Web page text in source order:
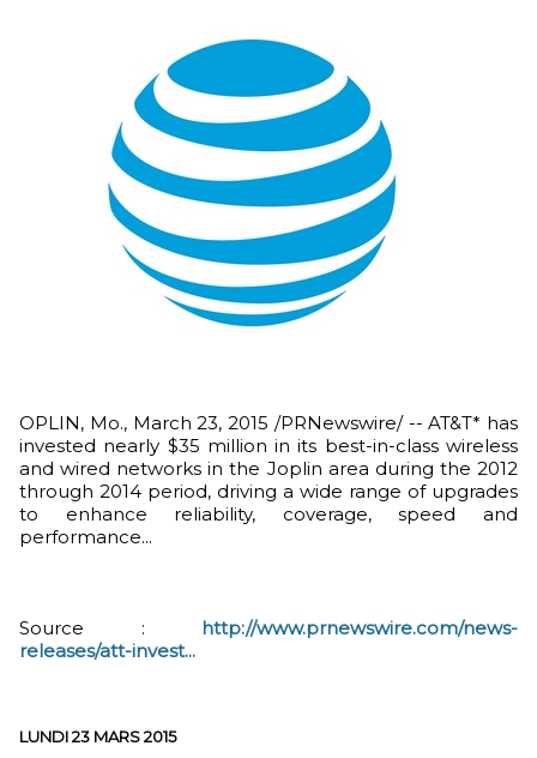
OPLIN, Mo., March 23, 2015 /PRNewswire/ -- AT&T* has
invested nearly $35 million in its best-in-class wireless
and wired networks in the Joplin area during the 2012
through 2014 period, driving a wide range of upgrades
to enhance reliability, coverage, speed and
performance...
Source : http://www.prnewswire.com/news-
releases/att-invest...
LUNDI 23 MARS 2015